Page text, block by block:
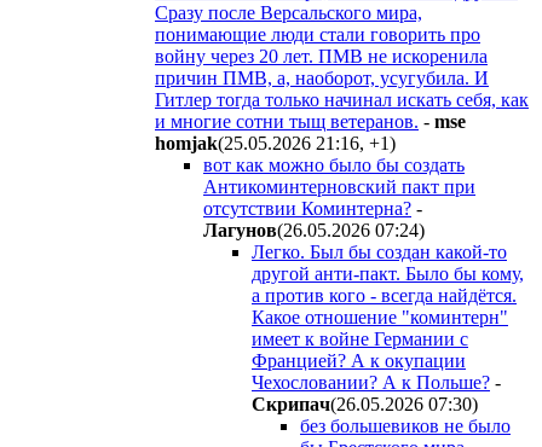
Сразу после Версальского мира,
понимающие люди стали говорить про
войну через 20 лет. ПМВ не искоренила
причин ПМВ, а, наоборот, усугубила. И
Гитлер тогда только начинал искать себя, как
и многие сотни тыщ ветеранов. - mse
homjak(25.05.2026 21:16, +1)
вот как можно было бы создать
Антикоминтерновский пакт при
отсутствии Коминтерна? -
Лaгyнoв(26.05.2026 07:24)
Легко. Был бы создан какой-то
другой анти-пакт. Было бы кому,
а против кого - всегда найдётся.
Какое отношение "коминтерн"
имеет к войне Германии с
Францией? А к окупации
Чехословании? А к Польше? -
Cкpипaч(26.05.2026 07:30)
без большевиков не было